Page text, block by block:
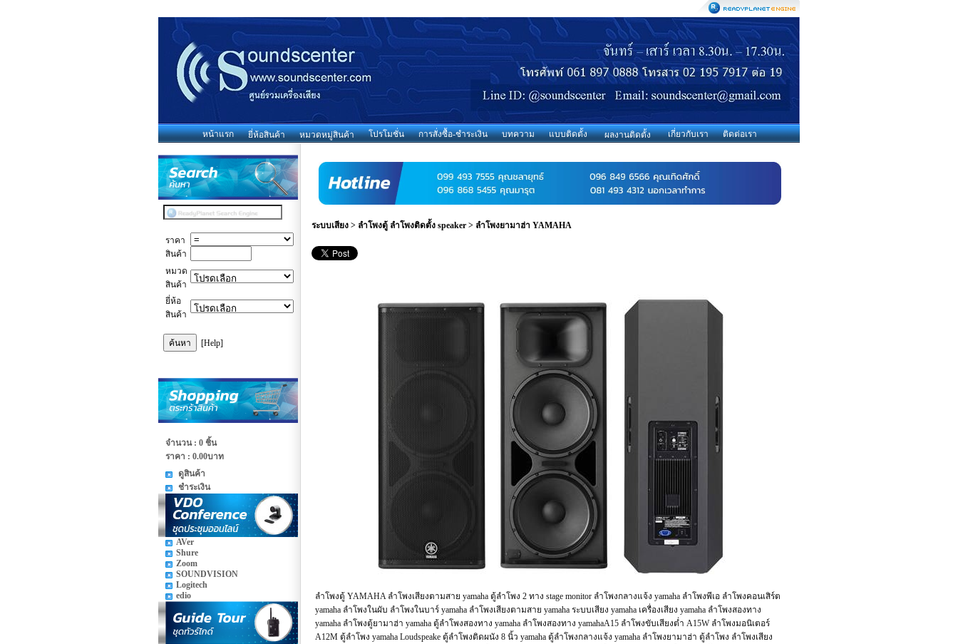
หน้าแรก ยี่ห้อสินค้า หมวดหมู่สินค้า โปรโมชั่น การสั่งซื้อ-ชำระเงิน บทความ แบบติดตั้ง ผลงานติดตั้ง เกี่ยวกับเรา ติดต่อเรา
ราคา
สินค้า
หมวด
สินค้า
ยี่ห้อ
สินค้า
[Help]
จำนวน : 0 ชิ้น
ราคา : 0.00บาท
ดูสินค้า
ชำระเงิน
AVer
Shure
Zoom
SOUNDVISION
Logitech
edio
ระบบเสียง > ลำโพงตู้ ลำโพงติดตั้ง speaker > ลำโพงยามาฮ่า YAMAHA
ลำโพงตู้ YAMAHA ลำโพงเสียงตามสาย yamaha ตู้ลำโพง 2 ทาง stage monitor ลำโพงกลางแจ้ง yamaha ลำโพงพีเอ ลำโพงคอนเสิร์ต
yamaha ลำโพงในผับ ลำโพงในบาร์ yamaha ลำโพงเสียงตามสาย yamaha ระบบเสียง yamaha เครื่องเสียง yamaha ลำโพงสองทาง
yamaha ลำโพงตู้ยามาฮ่า yamaha ตู้ลำโพงสองทาง yamaha ลำโพงสองทาง yamahaA15 ลำโพงขับเสียงต่ำ A15W ลำโพงมอนิเตอร์
A12M ตู้ลำโพง yamaha Loudspeake ตู้ลำโพงติดผนัง 8 นิ้ว yamaha ตู้ลําโพงกลางแจ้ง yamaha ลําโพงยามาฮ่า ตู้ลำโพง ลำโพงเสียง